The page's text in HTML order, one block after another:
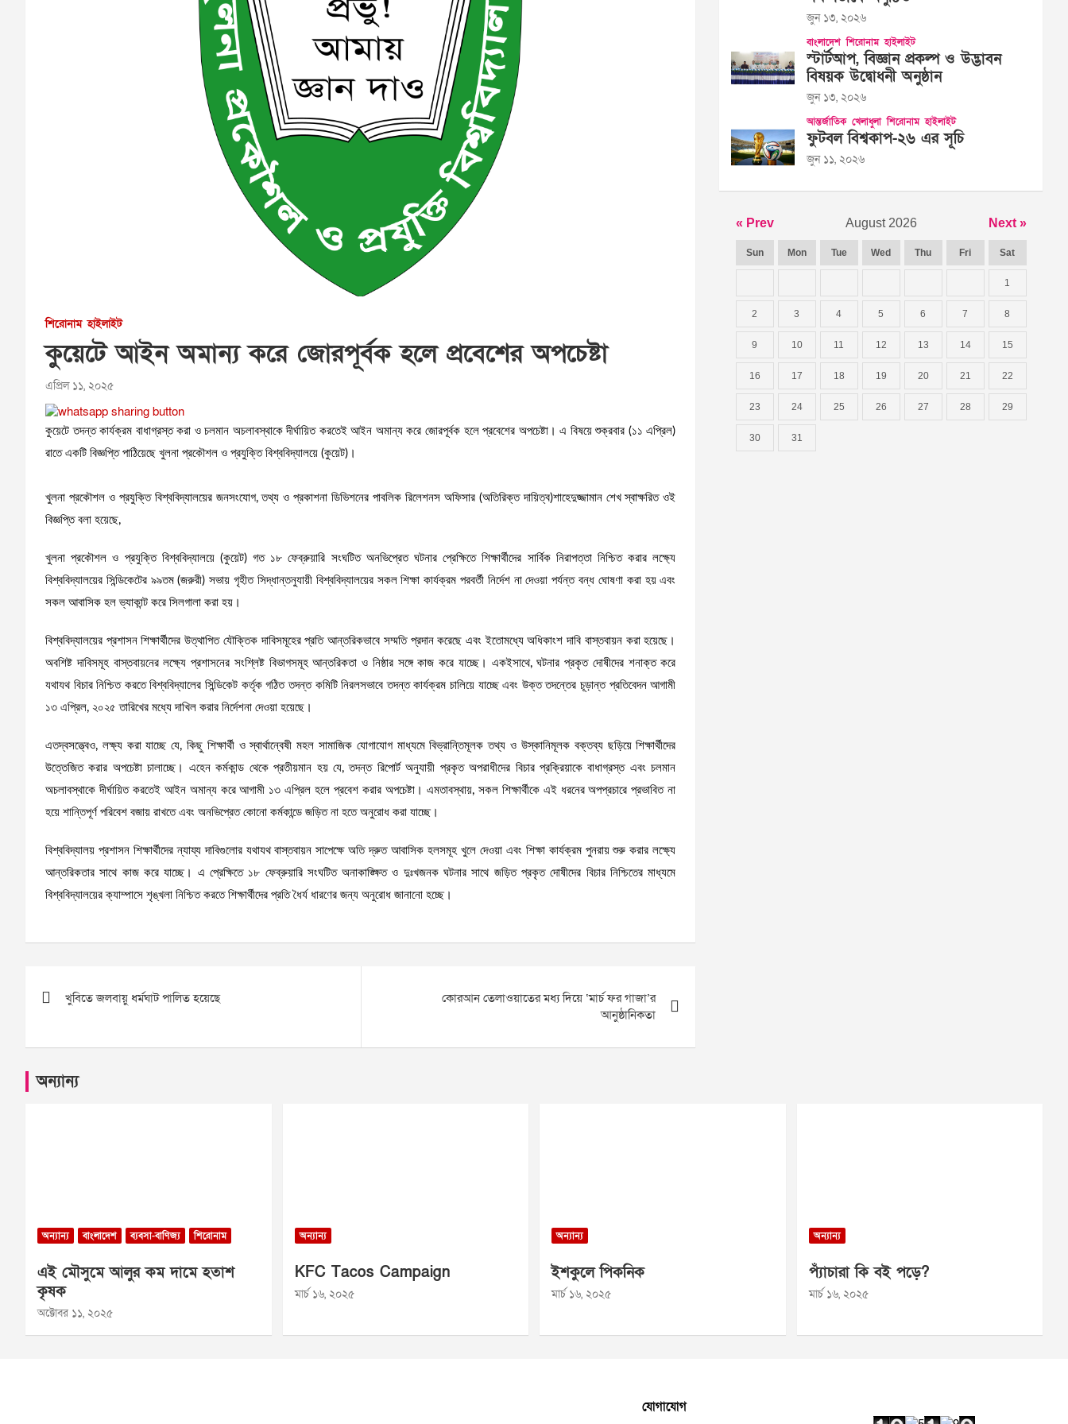
শিরোনাম হাইলাইট
কুয়েটে আইন অমান্য করে জোরপূর্বক হলে প্রবেশের অপচেষ্টা
এপ্রিল ১১, ২০২৫
কুয়েটে তদন্ত কার্যক্রম বাধাগ্রস্ত করা ও চলমান অচলাবস্থাকে দীর্ঘায়িত করতেই আইন অমান্য করে জোরপূর্বক হলে প্রবেশের অপচেষ্টা। এ বিষয়ে শুক্রবার (১১ এপ্রিল)
রাতে একটি বিজ্ঞপ্তি পাঠিয়েছে খুলনা প্রকৌশল ও প্রযুক্তি বিশ্ববিদ্যালয়ে (কুয়েট)।
খুলনা প্রকৌশল ও প্রযুক্তি বিশ্ববিদ্যালয়ের জনসংযোগ, তথ্য ও প্রকাশনা ডিভিশনের পাবলিক রিলেশনস অফিসার (অতিরিক্ত দায়িত্ব)শাহেদুজ্জামান শেখ স্বাক্ষরিত ওই
বিজ্ঞপ্তি বলা হয়েছে,
খুলনা প্রকৌশল ও প্রযুক্তি বিশ্ববিদ্যালয়ে (কুয়েট) গত ১৮ ফেব্রুয়ারি সংঘটিত অনভিপ্রেত ঘটনার প্রেক্ষিতে শিক্ষার্থীদের সার্বিক নিরাপত্তা নিশ্চিত করার লক্ষ্যে
বিশ্ববিদ্যালয়ের সিন্ডিকেটের ৯৯তম (জরুরী) সভায় গৃহীত সিদ্ধান্তনুযায়ী বিশ্ববিদ্যালয়ের সকল শিক্ষা কার্যক্রম পরবর্তী নির্দেশ না দেওয়া পর্যন্ত বন্ধ ঘোষণা করা হয় এবং
সকল আবাসিক হল ভ্যাকান্ট করে সিলগালা করা হয়।
বিশ্ববিদ্যালয়ের প্রশাসন শিক্ষার্থীদের উত্থাপিত যৌক্তিক দাবিসমূহের প্রতি আন্তরিকভাবে সম্মতি প্রদান করেছে এবং ইতোমধ্যে অধিকাংশ দাবি বাস্তবায়ন করা হয়েছে।
অবশিষ্ট দাবিসমূহ বাস্তবায়নের লক্ষ্যে প্রশাসনের সংশ্লিষ্ট বিভাগসমূহ আন্তরিকতা ও নিষ্ঠার সঙ্গে কাজ করে যাচ্ছে। একইসাথে, ঘটনার প্রকৃত দোষীদের শনাক্ত করে
যথাযথ বিচার নিশ্চিত করতে বিশ্ববিদ্যালের সিন্ডিকেট কর্তৃক গঠিত তদন্ত কমিটি নিরলসভাবে তদন্ত কার্যক্রম চালিয়ে যাচ্ছে এবং উক্ত তদন্তের চূড়ান্ত প্রতিবেদন আগামী
১৩ এপ্রিল, ২০২৫ তারিখের মধ্যে দাখিল করার নির্দেশনা দেওয়া হয়েছে।
এতদ্বসত্ত্বেও, লক্ষ্য করা যাচ্ছে যে, কিছু শিক্ষার্থী ও স্বার্থান্বেষী মহল সামাজিক যোগাযোগ মাধ্যমে বিভ্রান্তিমূলক তথ্য ও উস্কানিমূলক বক্তব্য ছড়িয়ে শিক্ষার্থীদের
উত্তেজিত করার অপচেষ্টা চালাচ্ছে। এহেন কর্মকান্ড থেকে প্রতীয়মান হয় যে, তদন্ত রিপোর্ট অনুযায়ী প্রকৃত অপরাধীদের বিচার প্রক্রিয়াকে বাধাগ্রস্ত এবং চলমান
অচলাবস্থাকে দীর্ঘায়িত করতেই আইন অমান্য করে আগামী ১৩ এপ্রিল হলে প্রবেশ করার অপচেষ্টা। এমতাবস্থায়, সকল শিক্ষার্থীকে এই ধরনের অপপ্রচারে প্রভাবিত না
হয়ে শান্তিপূর্ণ পরিবেশ বজায় রাখতে এবং অনভিপ্রেত কোনো কর্মকান্ডে জড়িত না হতে অনুরোধ করা যাচ্ছে।
বিশ্ববিদ্যালয় প্রশাসন শিক্ষার্থীদের ন্যায্য দাবিগুলোর যথাযথ বাস্তবায়ন সাপেক্ষে অতি দ্রুত আবাসিক হলসমূহ খুলে দেওয়া এবং শিক্ষা কার্যক্রম পুনরায় শুরু করার লক্ষ্যে
আন্তরিকতার সাথে কাজ করে যাচ্ছে। এ প্রেক্ষিতে ১৮ ফেব্রুয়ারি সংঘটিত অনাকাঙ্ক্ষিত ও দুঃখজনক ঘটনার সাথে জড়িত প্রকৃত দোষীদের বিচার নিশ্চিতের মাধ্যমে
বিশ্ববিদ্যালয়ের ক্যাম্পাসে শৃঙ্খলা নিশ্চিত করতে শিক্ষার্থীদের প্রতি ধৈর্য ধারণের জন্য অনুরোধ জানানো হচ্ছে।
navigation
খুবিতে জলবায়ু ধর্মঘাট পালিত হয়েছে
কোরআন তেলাওয়াতের মধ্য দিয়ে ‘মার্চ ফর গাজা’র
আনুষ্ঠানিকতা
জুন ১৩, ২০২৬
বাংলাদেশ শিরোনাম হাইলাইট
স্টার্টআপ, বিজ্ঞান প্রকল্প ও উদ্ভাবন
বিষয়ক উদ্বোধনী অনুষ্ঠান
জুন ১৩, ২০২৬
আন্তর্জাতিক খেলাধুলা শিরোনাম হাইলাইট
ফুটবল বিশ্বকাপ-২৬ এর সূচি
জুন ১১, ২০২৬
« Prev August 2026 Next »
Sun Mon Tue Wed Thu Fri Sat
1
2 3 4 5 6 7 8
9 10 11 12 13 14 15
16 17 18 19 20 21 22
23 24 25 26 27 28 29
30 31
অন্যান্য
অন্যান্য বাংলাদেশ ব্যবসা-বাণিজ্য শিরোনাম
এই মৌসুমে আলুর কম দামে হতাশ
কৃষক
অক্টোবর ১১, ২০২৫
অন্যান্য
KFC Tacos Campaign
মার্চ ১৬, ২০২৫
অন্যান্য
ইশকুলে পিকনিক
মার্চ ১৬, ২০২৫
অন্যান্য
প্যাঁচারা কি বই পড়ে?
মার্চ ১৬, ২০২৫
যোগাযোগ